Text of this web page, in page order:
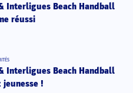
Interligues Beach Handball
réussi
Interligues Beach Handball
!